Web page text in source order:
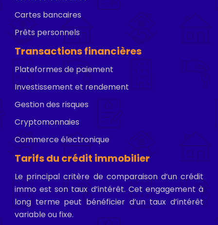
Cartes bancaires
Prêts personnels
Transactions financières
Plateformes de paiement
Investissement et rendement
Gestion des risques
Cryptomonnaies
Commerce électronique
Tarifs du crédit immobilier
Le principal critère de comparaison d’un crédit
immo est son taux d’intérêt. Cet engagement à
long terme peut bénéficier d’un taux d’intérêt
variable ou fixe.